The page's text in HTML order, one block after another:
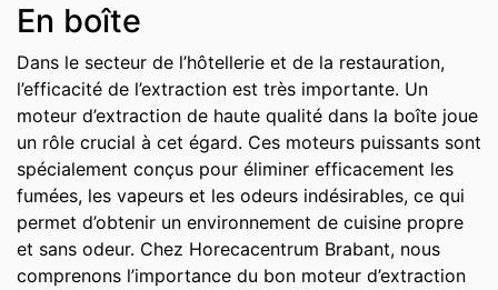
En boîte
Dans le secteur de l’hôtellerie et de la restauration,
l’efficacité de l’extraction est très importante. Un
moteur d’extraction de haute qualité dans la boîte joue
un rôle crucial à cet égard. Ces moteurs puissants sont
spécialement conçus pour éliminer efficacement les
fumées, les vapeurs et les odeurs indésirables, ce qui
permet d’obtenir un environnement de cuisine propre
et sans odeur. Chez Horecacentrum Brabant, nous
comprenons l’importance du bon moteur d’extraction